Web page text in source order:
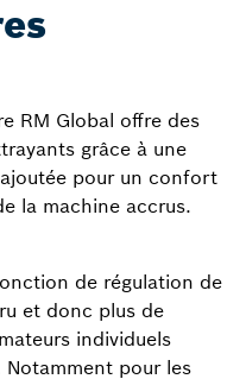
RM Global offre des
grâce à une
pour un confort
la machine accrus.
de régulation de
et donc plus de
individuels
Notamment pour les